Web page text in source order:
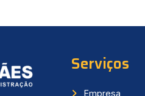
Serviços
Empresa